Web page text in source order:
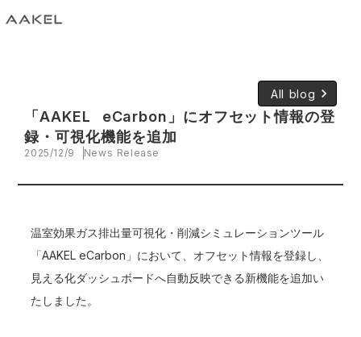
All blog keyboard_arrow_right
「AAKEL eCarbon」にオフセット情報の登
録・可視化機能を追加
2025/12/9 News Release
温室効果ガス排出量可視化・削減シミュレーションツール
「AAKEL eCarbon」において、オフセット情報を登録し、
見える化ダッシュボードへ自動反映できる新機能を追加い
たしました。